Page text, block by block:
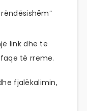
link dhe të
të rreme.
fjalëkalimin,